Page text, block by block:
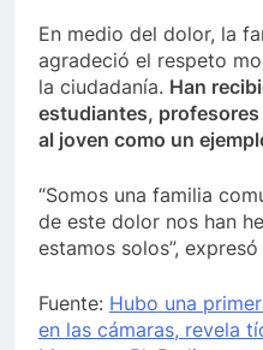
En medio del dolor, la
agradeció el respeto
la ciudadanía. Han
estudiantes,
al joven como un
“Somos una familia
de este dolor nos han
estamos solos”,
Fuente: Hubo una
en las cámaras, revela